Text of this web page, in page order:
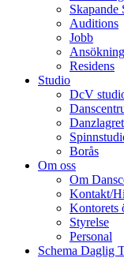
Skapande
Auditions
Jobb
Residens
Studio
DcV
Danzlagret
Borås
Om oss
Om
Kontakt/
Kontorets
Styrelse
Personal
Schema Daglig